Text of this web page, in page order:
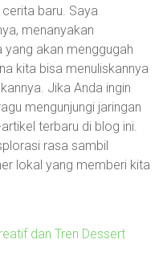
baru. Saya
menanyakan
akan menggugah
kita bisa menuliskannya
Jika Anda ingin
mengunjungi jaringan
terbaru di blog ini.
rasa sambil
lokal yang memberi kita
dan Tren Dessert